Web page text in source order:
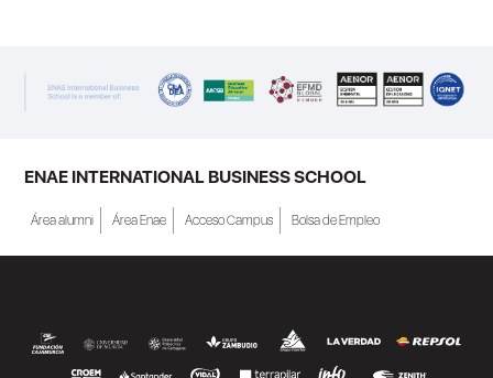
ENAE INTERNATIONAL BUSINESS SCHOOL
Área alumni Área Enae Acceso Campus Bolsa de Empleo